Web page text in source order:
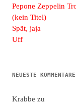
Pepone Zeppelin
(kein Titel)
Spät, jaja
Uff
NEUESTE KOMMENTARE
Krabbe zu